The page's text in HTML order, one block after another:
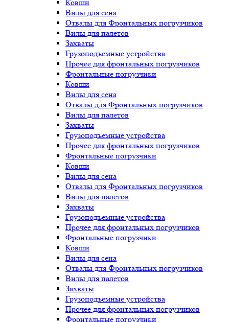
Ковши
Вилы для сена
Отвалы для Фронтальных погрузчиков
Вилы для палетов
Захваты
Грузоподъемные устройства
Прочее для фронтальных погрузчиков
Фронтальные погрузчики
Ковши
Вилы для сена
Отвалы для Фронтальных погрузчиков
Вилы для палетов
Захваты
Грузоподъемные устройства
Прочее для фронтальных погрузчиков
Фронтальные погрузчики
Ковши
Вилы для сена
Отвалы для Фронтальных погрузчиков
Вилы для палетов
Захваты
Грузоподъемные устройства
Прочее для фронтальных погрузчиков
Фронтальные погрузчики
Ковши
Вилы для сена
Отвалы для Фронтальных погрузчиков
Вилы для палетов
Захваты
Грузоподъемные устройства
Прочее для фронтальных погрузчиков
Фронтальные погрузчики